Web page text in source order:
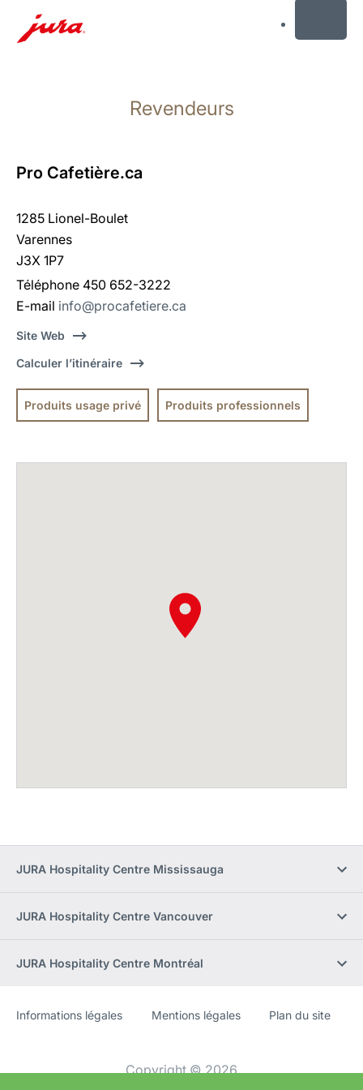
recherche
Revendeurs
Pro Cafetière.ca
1285 Lionel-Boulet
Varennes
J3X 1P7
Téléphone 450 652-3222
E-mail info@procafetiere.ca
Site Web
Calculer l’itinéraire
Produits usage privé Produits professionnels
JURA Hospitality Centre Mississauga
JURA Hospitality Centre Vancouver
JURA Hospitality Centre Montréal
Site
[Website
Informations légales Mentions légales Plan du site
Copyright © 2026